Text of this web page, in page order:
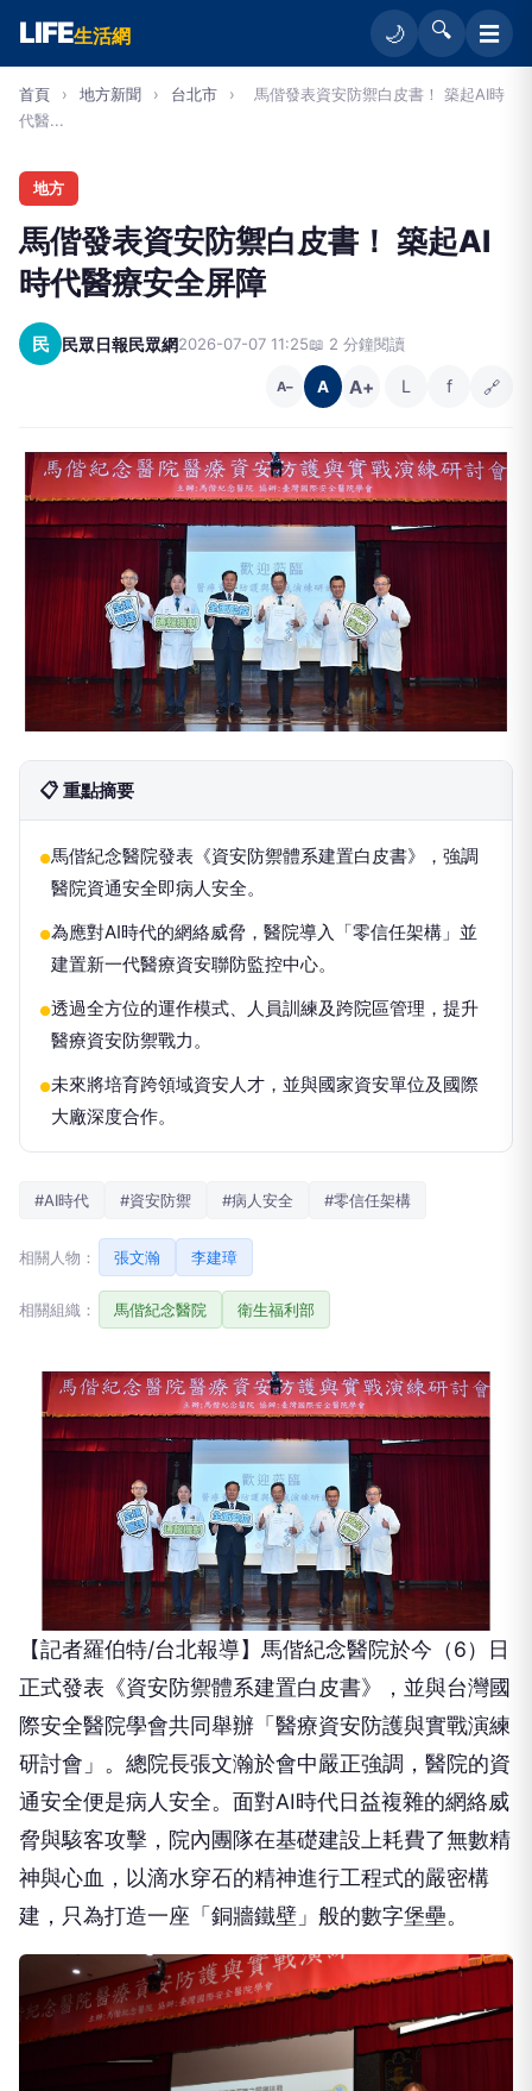
LIFE生活網 🌙 🔍 ☰
首頁 › 地方新聞 › 台北市 ›
馬偕發表資安防禦白皮書！ 築起AI時
代醫...
地方
馬偕發表資安防禦白皮書！ 築起AI
時代醫療安全屏障
民 民眾日報民眾網2026-07-07 11:25📖 2 分鐘閱讀
A− A A+ L f 🔗
📋 重點摘要
●馬偕紀念醫院發表《資安防禦體系建置白皮書》，強調
醫院資通安全即病人安全。
●為應對AI時代的網絡威脅，醫院導入「零信任架構」並
建置新一代醫療資安聯防監控中心。
●透過全方位的運作模式、人員訓練及跨院區管理，提升
醫療資安防禦戰力。
●未來將培育跨領域資安人才，並與國家資安單位及國際
大廠深度合作。
#AI時代 #資安防禦 #病人安全 #零信任架構
相關人物： 張文瀚 李建璋
相關組織： 馬偕紀念醫院 衛生福利部
【記者羅伯特/台北報導】馬偕紀念醫院於今（6）日
正式發表《資安防禦體系建置白皮書》，並與台灣國
際安全醫院學會共同舉辦「醫療資安防護與實戰演練
研討會」。總院長張文瀚於會中嚴正強調，醫院的資
通安全便是病人安全。面對AI時代日益複雜的網絡威
脅與駭客攻擊，院內團隊在基礎建設上耗費了無數精
神與心血，以滴水穿石的精神進行工程式的嚴密構
建，只為打造一座「銅牆鐵壁」般的數字堡壘。